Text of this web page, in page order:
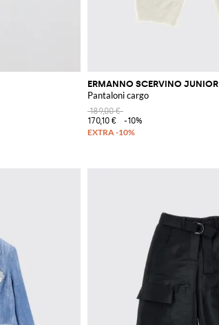
ERMANNO SCERVINO JUNIOR
Pantaloni cargo
189,00 €
170,10 €
-10%